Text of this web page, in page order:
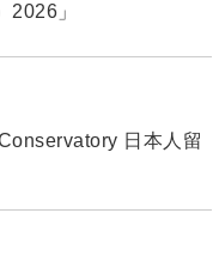
」
日本人留